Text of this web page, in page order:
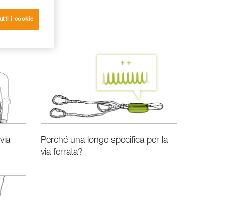
Perché una longe specifica per la
via ferrata?
i cookie